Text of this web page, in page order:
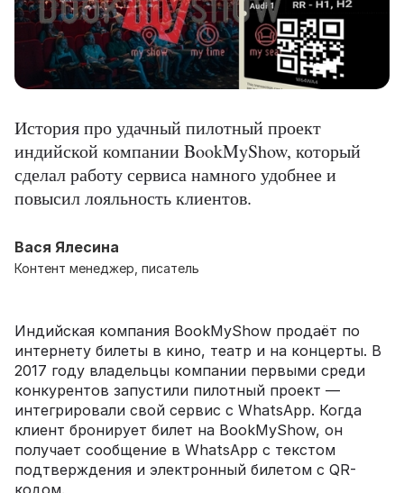
История про удачный пилотный проект
индийской компании BookMyShow, который
сделал работу сервиса намного удобнее и
повысил лояльность клиентов.
Вася Ялесина
Контент менеджер, писатель
Индийская компания BookMyShow продаёт по
интернету билеты в кино, театр и на концерты. В
2017 году владельцы компании первыми среди
конкурентов запустили пилотный проект —
интегрировали свой сервис с WhatsApp. Когда
клиент бронирует билет на BookMyShow, он
получает сообщение в WhatsApp с текстом
подтверждения и электронный билетом с QR-
кодом.